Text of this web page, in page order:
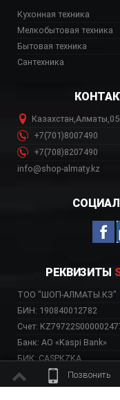
Позвонить
Кухонная техника
Мелкобытовая техника
Бытовая техника
Сантехника
Казахстан,Алматы,
+7(701)8007490
+7(708)8207490
info@shop-almaty.kz
РЕКВИЗИТЫ
ТОО "ШОП-АЛМАТЫ.КЗ"
БИН: 190840012782
Счет:
Банк: АО «Kaspi Bank»
БИК: CASPKZKA